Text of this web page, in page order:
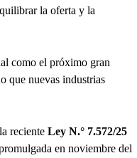
la oferta y la
como el próximo gran
que nuevas industrias
reciente Ley N.° 7.572/25
en noviembre del